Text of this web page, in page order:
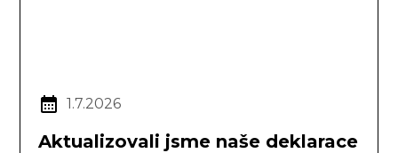
1.7.2026
Aktualizovali jsme naše deklarace